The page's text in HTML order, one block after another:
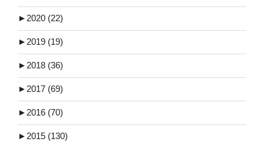
► 2020 (22)
► 2019 (19)
► 2018 (36)
► 2017 (69)
► 2016 (70)
► 2015 (130)